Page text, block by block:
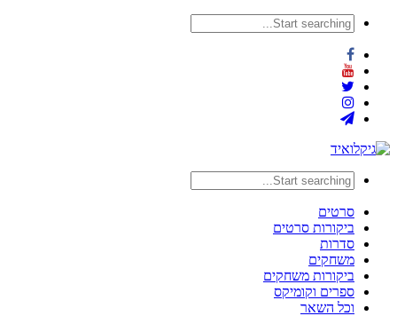
סרטים
ביקורות סרטים
סדרות
משחקים
ביקורות משחקים
ספרים וקומיקס
וכל השאר